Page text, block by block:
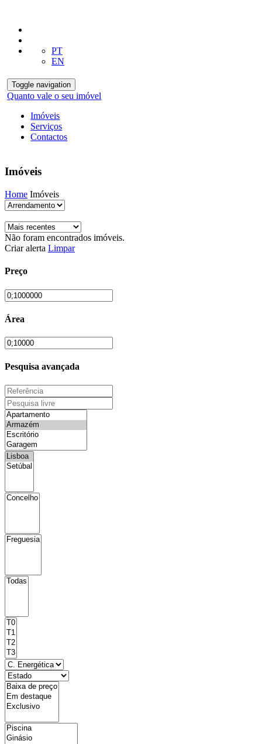
PT
EN
Toggle navigation
Quanto vale o seu imóvel
Imóveis
Serviços
Contactos
Imóveis
Home Imóveis
Não foram encontrados imóveis.
Criar alerta Limpar
Preço
Área
Pesquisa avançada